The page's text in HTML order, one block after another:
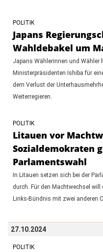
POLITIK
Japans
Wahldebakel um
Japans Wählerinnen und Wähler
Ministerpräsidenten Ishiba für
dem Verlust der
Weiterregieren.
POLITIK
Litauen vor
Sozialdemokraten
Parlamentswahl
In Litauen setzen sich bei der
durch. Für den Machtwechsel will
Links-Bündnis mit zwei anderen
27.10.2024
POLITIK